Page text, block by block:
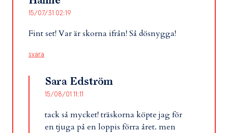
15/07/31 02:19
Fint set! Var är skorna ifrån! Så dösnygga!
svara
Sara Edström
15/08/01 11:11
tack så mycket! träskorna köpte jag för
en tjuga på en loppis förra året. men